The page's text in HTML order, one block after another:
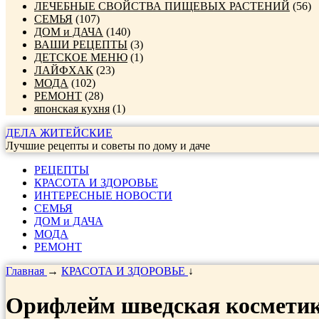
ЛЕЧЕБНЫЕ СВОЙСТВА ПИЩЕВЫХ РАСТЕНИЙ (56)
СЕМЬЯ (107)
ДОМ и ДАЧА (140)
ВАШИ РЕЦЕПТЫ (3)
ДЕТСКОЕ МЕНЮ (1)
ЛАЙФХАК (23)
МОДА (102)
РЕМОНТ (28)
японская кухня (1)
ДЕЛА ЖИТЕЙСКИЕ
Лучшие рецепты и советы по дому и даче
РЕЦЕПТЫ
КРАСОТА И ЗДОРОВЬЕ
ИНТЕРЕСНЫЕ НОВОСТИ
СЕМЬЯ
ДОМ и ДАЧА
МОДА
РЕМОНТ
Главная → КРАСОТА И ЗДОРОВЬЕ ↓
Орифлейм шведская